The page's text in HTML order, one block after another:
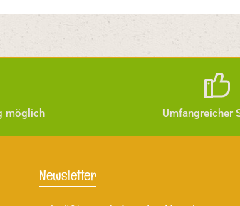
möglich Umfangreicher
Newsletter